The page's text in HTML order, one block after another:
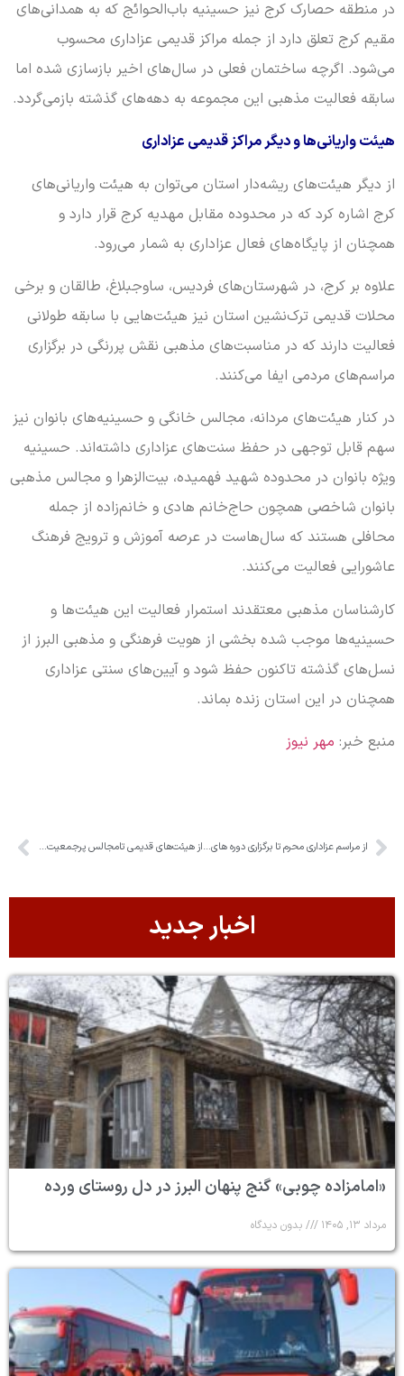
در منطقه حصارک کرج نیز حسینیه باب‌الحوائج که به همدانی‌های
مقیم کرج تعلق دارد از جمله مراکز قدیمی عزاداری محسوب
می‌شود. اگرچه ساختمان فعلی در سال‌های اخیر بازسازی شده اما
سابقه فعالیت مذهبی این مجموعه به دهه‌های گذشته بازمی‌گردد.
هیئت واریانی‌ها و دیگر مراکز قدیمی عزاداری
از دیگر هیئت‌های ریشه‌دار استان می‌توان به هیئت واریانی‌های
کرج اشاره کرد که در محدوده مقابل مهدیه کرج قرار دارد و
همچنان از پایگاه‌های فعال عزاداری به شمار می‌رود.
علاوه بر کرج، در شهرستان‌های فردیس، ساوجبلاغ، طالقان و برخی
محلات قدیمی ترک‌نشین استان نیز هیئت‌هایی با سابقه طولانی
فعالیت دارند که در مناسبت‌های مذهبی نقش پررنگی در برگزاری
مراسم‌های مردمی ایفا می‌کنند.
در کنار هیئت‌های مردانه، مجالس خانگی و حسینیه‌های بانوان نیز
سهم قابل توجهی در حفظ سنت‌های عزاداری داشته‌اند. حسینیه
ویژه بانوان در محدوده شهید فهمیده، بیت‌الزهرا و مجالس مذهبی
بانوان شاخصی همچون حاج‌خانم هادی و خانم‌زاده از جمله
محافلی هستند که سال‌هاست در عرصه آموزش و ترویج فرهنگ
عاشورایی فعالیت می‌کنند.
کارشناسان مذهبی معتقدند استمرار فعالیت این هیئت‌ها و
حسینیه‌ها موجب شده بخشی از هویت فرهنگی و مذهبی البرز از
نسل‌های گذشته تاکنون حفظ شود و آیین‌های سنتی عزاداری
همچنان در این استان زنده بماند.
منبع خبر: مهر نیوز
از مراسم عزاداری محرم تا برگزاری دوره های جهادتبیین برای جوانان از هیئت‌های قدیمی تامجالس پرجمعیت البرز/ مراسم محرم کجا برگزار می‌شود؟
اخبار جدید
«امامزاده چوبی» گنج پنهان البرز در دل روستای ورده
مرداد ۱۳, ۱۴۰۵ بدون دیدگاه